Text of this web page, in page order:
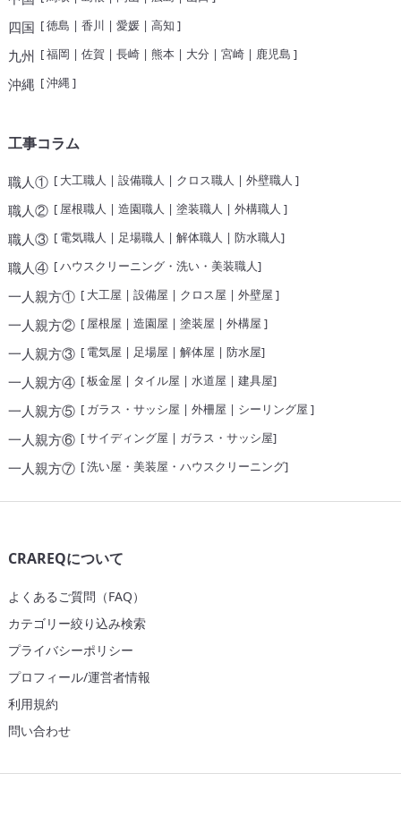
四国 [徳島 | 香川 | 愛媛| 高知 ]
九州 [福岡 | 佐賀 | 長崎| 熊本| 大分 | 宮崎| 鹿児島 ]
沖縄 [沖縄]
工事コラム
職人①[ 大工職人 | 設備職人 | クロス職人 | 外壁職人 ]
職人②[ 屋根職人 | 造園職人 | 塗装職人 | 外構職人 ]
職人③[ 電気職人 | 足場職人 | 解体職人 | 防水職人]
職人④[ハウスクリーニング・洗い・美装職人]
一人親方①[ 大工屋 | 設備屋 | クロス屋 | 外壁屋 ]
一人親方②[ 屋根屋 | 造園屋 | 塗装屋 | 外構屋 ]
一人親方③[ 電気屋 | 足場屋 | 解体屋 | 防水屋]
一人親方④[板金屋 | タイル屋 | 水道屋 | 建具屋]
一人親方⑤[ ガラス・サッシ屋 | 外柵屋 | シーリング屋 ]
一人親方⑥[サイディング屋 | ガラス・サッシ屋]
一人親方⑦[洗い屋・美装屋・ハウスクリーニング]
CRAREQについて
よくあるご質問（FAQ）
カテゴリー絞り込み検索
プライバシーポリシー
プロフィール/運営者情報
利用規約
問い合わせ